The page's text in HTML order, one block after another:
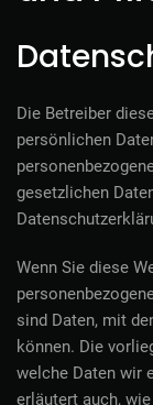
Die Betreiber
persönlichen
gesetzlichen
Wenn Sie diese
sind Daten, mit
können. Die
welche Daten wir
erläutert auch,